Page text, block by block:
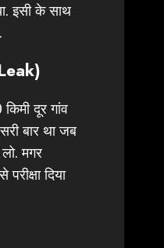
इसी के साथ
)
दूर गांव
बार था जब
मगर
दिया